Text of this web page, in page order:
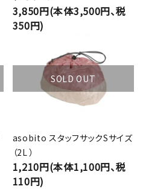
3,850円(本体3,500円、税
350円)
SOLD OUT
asobito スタッフサックSサイズ
（2L ）
1,210円(本体1,100円、税
110円)